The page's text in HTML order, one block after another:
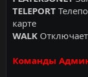
TELEPORT
карте
WALK
Команды